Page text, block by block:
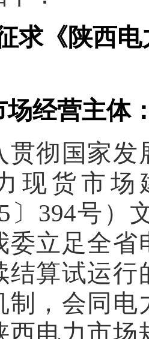
求《陕西
场经营主体
贯彻国家
现货市场
〕394号
委立足全省
结算试运行
制，会同电
西电力市